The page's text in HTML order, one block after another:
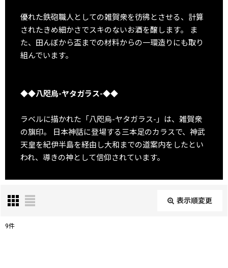
優れた鉄砲職人としての雑賀衆を彷彿とさせる、計算
されたきめ細かさでスキのないお酒を醸します。 ま
た、田んぼから盃までの材料からの一環造りにも取り
組んでいます。
◆◆八咫烏-ヤタガラス-◆◆
ラベルに描かれた「八咫烏-ヤタガラス-」は、雑賀衆
の旗印。 日本神話に登場する三本足のカラスで、神武
天皇を紀伊半島を経由し大和までの道案内をしたとい
われ、導きの神として信仰されています。
表示順変更
9件